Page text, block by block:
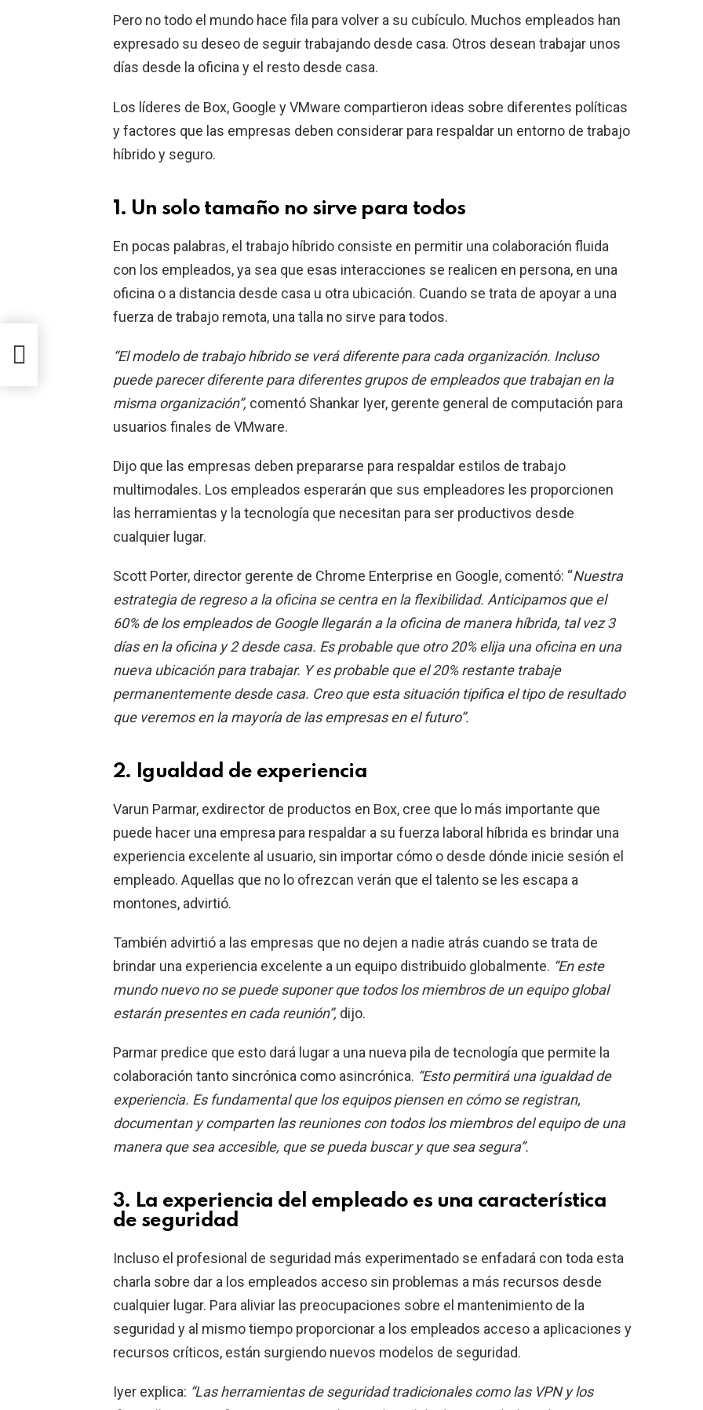
Pero no todo el mundo hace fila para volver a su cubículo. Muchos empleados han
expresado su deseo de seguir trabajando desde casa. Otros desean trabajar unos
días desde la oficina y el resto desde casa.
Los líderes de Box, Google y VMware compartieron ideas sobre diferentes políticas
y factores que las empresas deben considerar para respaldar un entorno de trabajo
híbrido y seguro.
1. Un solo tamaño no sirve para todos
En pocas palabras, el trabajo híbrido consiste en permitir una colaboración fluida
con los empleados, ya sea que esas interacciones se realicen en persona, en una
oficina o a distancia desde casa u otra ubicación. Cuando se trata de apoyar a una
fuerza de trabajo remota, una talla no sirve para todos.
“El modelo de trabajo híbrido se verá diferente para cada organización. Incluso
puede parecer diferente para diferentes grupos de empleados que trabajan en la
misma organización”, comentó Shankar Iyer, gerente general de computación para
usuarios finales de VMware.
Dijo que las empresas deben prepararse para respaldar estilos de trabajo
multimodales. Los empleados esperarán que sus empleadores les proporcionen
las herramientas y la tecnología que necesitan para ser productivos desde
cualquier lugar.
Scott Porter, director gerente de Chrome Enterprise en Google, comentó: “Nuestra
estrategia de regreso a la oficina se centra en la flexibilidad. Anticipamos que el
60% de los empleados de Google llegarán a la oficina de manera híbrida, tal vez 3
días en la oficina y 2 desde casa. Es probable que otro 20% elija una oficina en una
nueva ubicación para trabajar. Y es probable que el 20% restante trabaje
permanentemente desde casa. Creo que esta situación tipifica el tipo de resultado
que veremos en la mayoría de las empresas en el futuro”.
2. Igualdad de experiencia
Varun Parmar, exdirector de productos en Box, cree que lo más importante que
puede hacer una empresa para respaldar a su fuerza laboral híbrida es brindar una
experiencia excelente al usuario, sin importar cómo o desde dónde inicie sesión el
empleado. Aquellas que no lo ofrezcan verán que el talento se les escapa a
montones, advirtió.
También advirtió a las empresas que no dejen a nadie atrás cuando se trata de
brindar una experiencia excelente a un equipo distribuido globalmente. “En este
mundo nuevo no se puede suponer que todos los miembros de un equipo global
estarán presentes en cada reunión”, dijo.
Parmar predice que esto dará lugar a una nueva pila de tecnología que permite la
colaboración tanto sincrónica como asincrónica. “Esto permitirá una igualdad de
experiencia. Es fundamental que los equipos piensen en cómo se registran,
documentan y comparten las reuniones con todos los miembros del equipo de una
manera que sea accesible, que se pueda buscar y que sea segura”.
3. La experiencia del empleado es una característica
de seguridad
Incluso el profesional de seguridad más experimentado se enfadará con toda esta
charla sobre dar a los empleados acceso sin problemas a más recursos desde
cualquier lugar. Para aliviar las preocupaciones sobre el mantenimiento de la
seguridad y al mismo tiempo proporcionar a los empleados acceso a aplicaciones y
recursos críticos, están surgiendo nuevos modelos de seguridad.
Iyer explica: “Las herramientas de seguridad tradicionales como las VPN y los